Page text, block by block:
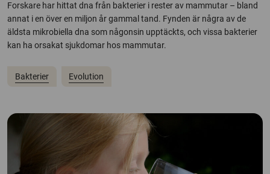
Forskare har hittat dna från bakterier i rester av mammutar – bland
annat i en över en miljon år gammal tand. Fynden är några av de
äldsta mikrobiella dna som någonsin upptäckts, och vissa bakterier
kan ha orsakat sjukdomar hos mammutar.
Bakterier Evolution